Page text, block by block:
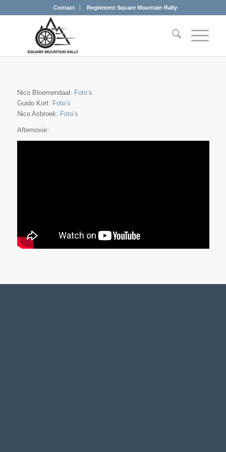
Contact Reglement Square Mountain Rally
Nico Bloemendaal: Foto’s
Guido Kort: Foto’s
Nico Asbroek: Foto’s
Aftemovie: